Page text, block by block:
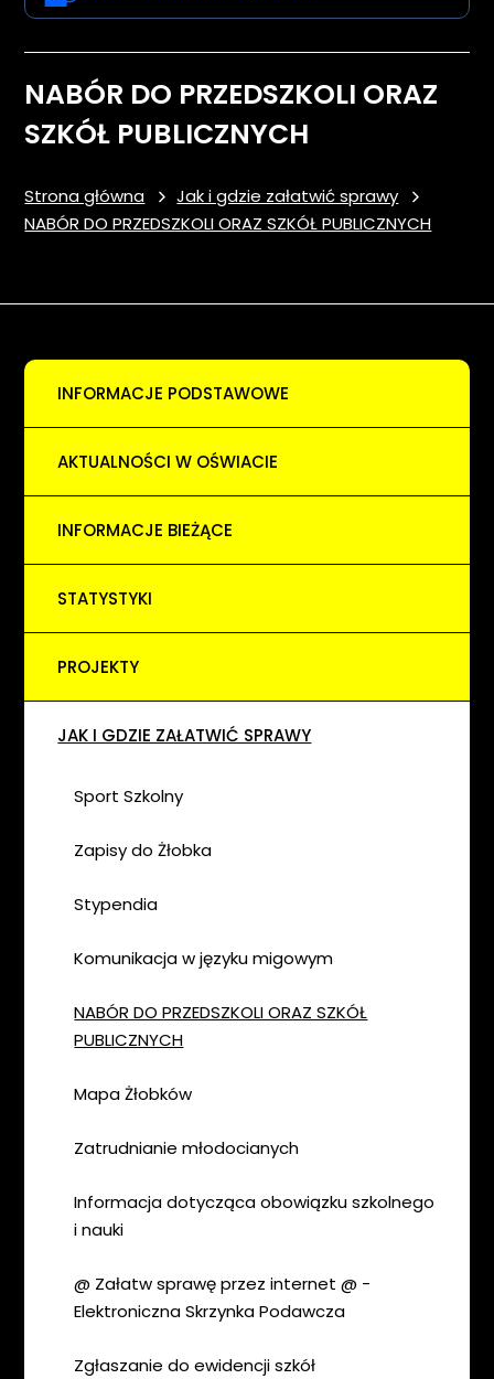
NABÓR DO PRZEDSZKOLI ORAZ
SZKÓŁ PUBLICZNYCH
Strona główna
Jak i gdzie załatwić sprawy
NABÓR DO PRZEDSZKOLI ORAZ SZKÓŁ PUBLICZNYCH
INFORMACJE PODSTAWOWE
AKTUALNOŚCI W OŚWIACIE
INFORMACJE BIEŻĄCE
STATYSTYKI
PROJEKTY
JAK I GDZIE ZAŁATWIĆ SPRAWY
Sport Szkolny
Zapisy do Żłobka
Stypendia
Komunikacja w języku migowym
NABÓR DO PRZEDSZKOLI ORAZ SZKÓŁ
PUBLICZNYCH
Mapa Żłobków
Zatrudnianie młodocianych
Informacja dotycząca obowiązku szkolnego
i nauki
@ Załatw sprawę przez internet @ -
Elektroniczna Skrzynka Podawcza
Zgłaszanie do ewidencji szkół